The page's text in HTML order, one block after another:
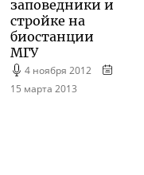
заповедники и
стройке на
биостанции
МГУ
4 ноября 2012
15 марта 2013